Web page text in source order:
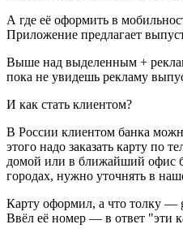
А где её оформить в
Приложение предлагает
Выше над выделенным +
пока не увидешь рекламу
И как стать клиентом?
В России клиентом банка
этого надо заказать карту по
домой или в ближайший офис
городах, нужно уточнять в
Карту оформил, а что толку —
Ввёл её номер — в ответ "эти